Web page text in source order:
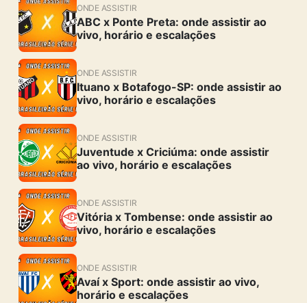
ONDE ASSISTIR
ABC x Ponte Preta: onde assistir ao
vivo, horário e escalações
ONDE ASSISTIR
Ituano x Botafogo-SP: onde assistir ao
vivo, horário e escalações
ONDE ASSISTIR
Juventude x Criciúma: onde assistir
ao vivo, horário e escalações
ONDE ASSISTIR
Vitória x Tombense: onde assistir ao
vivo, horário e escalações
ONDE ASSISTIR
Avaí x Sport: onde assistir ao vivo,
horário e escalações